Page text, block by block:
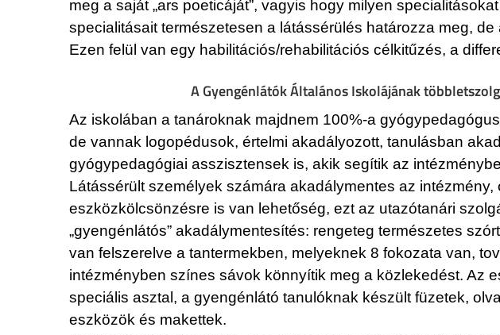
meg a saját „ars poeticáját”, vagyis hogy milyen
specialitásait természetesen a látássérülés határozza meg,
Ezen felül van egy habilitációs/rehabilitációs célkitűzés, a
A Gyengénlátók Általános Iskolájának
Az iskolában a tanároknak majdnem 100%-a
de vannak logopédusok, értelmi akadályozott, tanulásban
gyógypedagógiai asszisztensek is, akik segítik az
Látássérült személyek számára akadálymentes az
eszközkölcsönzésre is van lehetőség, ezt az utazótanári
„gyengénlátós” akadálymentesítés: rengeteg természetes
van felszerelve a tantermekben, melyeknek 8 fokozata van,
intézményben színes sávok könnyítik meg a közlekedést. Az
speciális asztal, a gyengénlátó tanulóknak készült füzetek,
eszközök és makettek.